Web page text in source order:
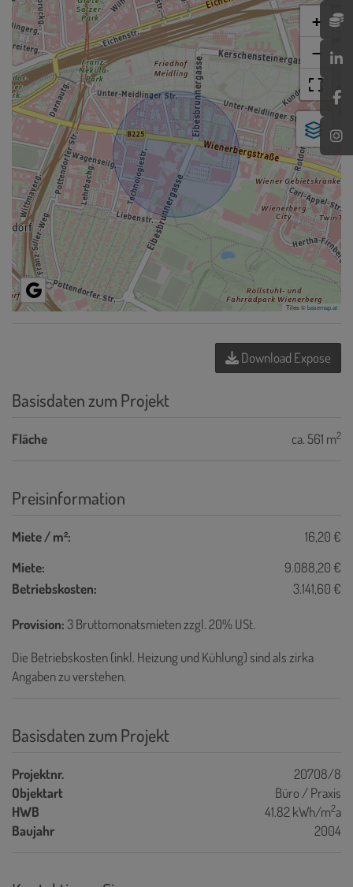
+
−
Tiles ©basemap.at
Download Expose
Basisdaten zum Projekt
Fläche ca. 561 m2
Preisinformation
Miete / m²:
16,20 €
Miete:
9.088,20 €
Betriebskosten:
3.141,60 €
Provision:3 Bruttomonatsmieten zzgl. 20% USt.
Die Betriebskosten (inkl. Heizung und Kühlung) sind als zirka
Angaben zu verstehen.
Basisdaten zum Projekt
Projektnr.
20708/8
Objektart
Büro / Praxis
HWB
41.82 kWh/m2a
Baujahr
2004